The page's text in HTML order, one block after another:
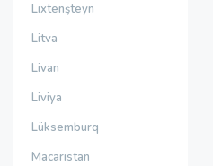
Lixtenşteyn
Litva
Livan
Liviya
Lüksemburq
Macarıstan